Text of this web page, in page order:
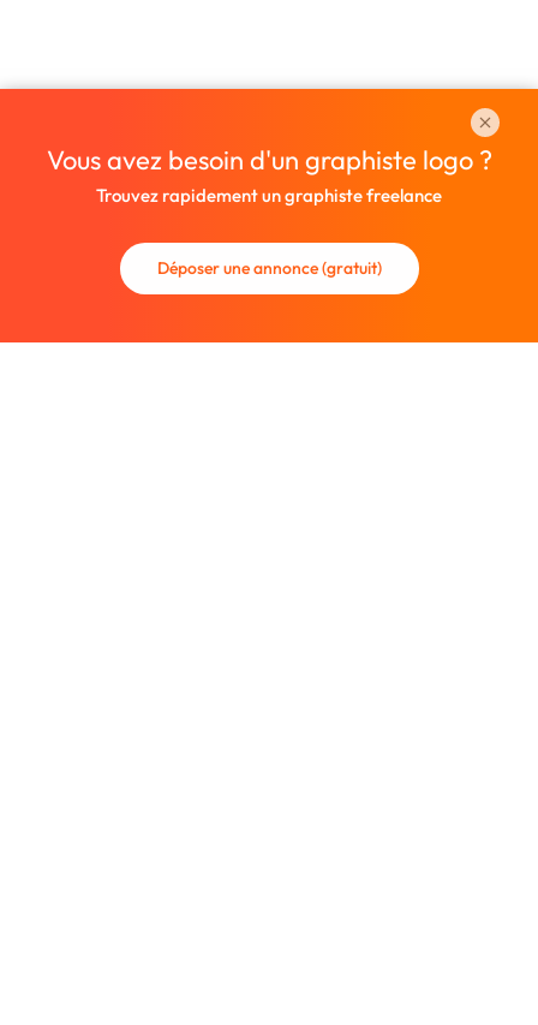
Vous avez besoin d'un graphiste logo ?
Trouvez rapidement un graphiste freelance
Déposer une annonce (gratuit)